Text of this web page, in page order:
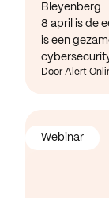
Bleyenberg
8 april is de
is een
Door Alert
Webinar